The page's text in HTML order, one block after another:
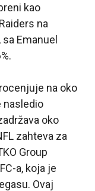
kao
na
Emanuel
na oko
nasledio
oko
zahteva za
Group
a, koja je
Ovaj